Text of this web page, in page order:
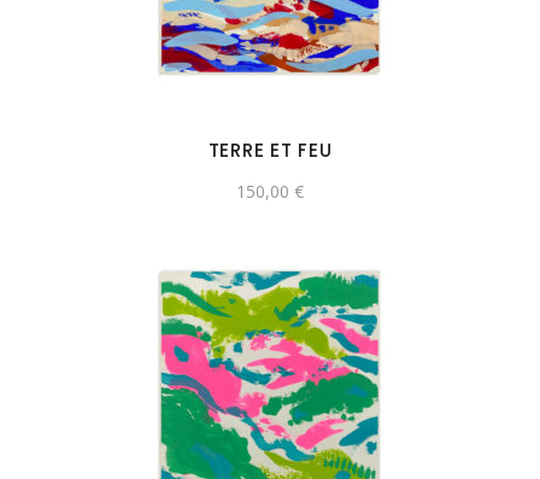
TERRE ET FEU
150,00 €